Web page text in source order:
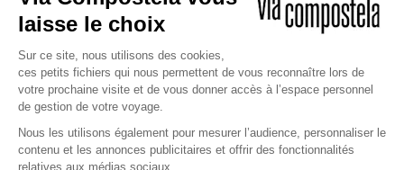
JE DÉCOUVRE
Copyright © 2026 Via Compostela